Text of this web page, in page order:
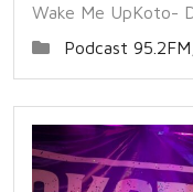
Wake Me UpKoto-
Podcast 95.2FM